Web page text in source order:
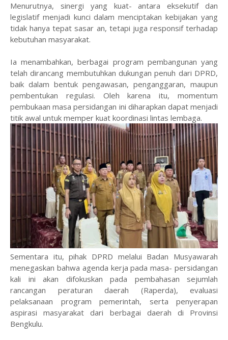
Menurutnya, sinergi yang kuat- antara eksekutif dan
legislatif menjadi kunci dalam menciptakan kebijakan yang
tidak hanya tepat sasar an, tetapi juga responsif terhadap
kebutuhan masyarakat.
Ia menambahkan, berbagai program pembangunan yang
telah dirancang membutuhkan dukungan penuh dari DPRD,
baik dalam bentuk pengawasan, penganggaran, maupun
pembentukan regulasi. Oleh karena itu, momentum
pembukaan masa persidangan ini diharapkan dapat menjadi
titik awal untuk memper kuat koordinasi lintas lembaga.
Sementara itu, pihak DPRD melalui Badan Musyawarah
menegaskan bahwa agenda kerja pada masa- persidangan
kali ini akan difokuskan pada pembahasan sejumlah
rancangan peraturan daerah (Raperda), evaluasi
pelaksanaan program pemerintah, serta penyerapan
aspirasi masyarakat dari berbagai daerah di Provinsi
Bengkulu.